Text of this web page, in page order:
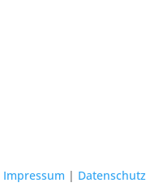
Impressum | Datenschutz